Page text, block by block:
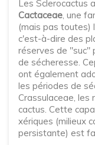
Les Sclerocactus
Cactaceae, une
(mais pas toutes)
c'est-à-dire des
réserves de "suc"
de sécheresse.
ont également
les périodes de
Crassulaceae, les
cactus. Cette
xériques (milieux
persistante) est